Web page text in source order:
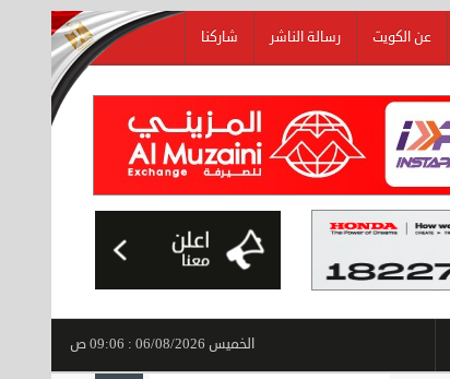
عن الكويت رسالة الناشر شاركنا
الخميس 06/08/2026 : 09:06 ص